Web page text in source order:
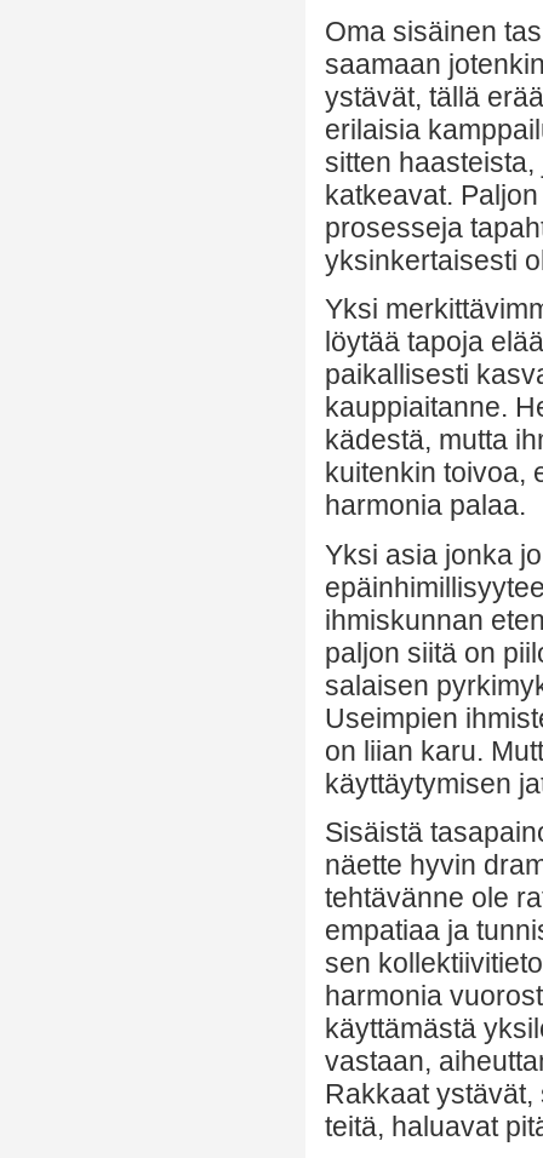
Oma sisäinen
saamaan
ystävät, tällä
erilaisia
sitten
katkeavat.
prosesseja
yksinkertaisesti
Yksi
löytää tapoja
paikallisesti
kauppiaitanne.
kädestä, mutta
kuitenkin toivoa,
harmonia palaa.
Yksi asia jonka
ihmiskunnan
paljon siitä on
salaisen
Useimpien
on liian karu.
käyttäytymisen
Sisäistä
näette hyvin
tehtävänne ole
empatiaa ja
sen
harmonia
käyttämästä
vastaan,
Rakkaat
teitä, haluavat